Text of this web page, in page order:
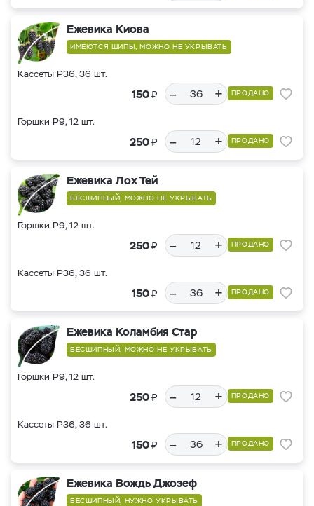
Ежевика Киова
ИМЕЮТСЯ ШИПЫ, МОЖНО НЕ УКРЫВАТЬ
Кассеты Р36, 36 шт.
150₽ – + ПРОДАНО
Горшки Р9, 12 шт.
250₽ – + ПРОДАНО
Ежевика Лох Тей
БЕСШИПНЫЙ, МОЖНО НЕ УКРЫВАТЬ
Горшки Р9, 12 шт.
250₽ – + ПРОДАНО
Кассеты Р36, 36 шт.
150₽ – + ПРОДАНО
Ежевика Коламбия Стар
БЕСШИПНЫЙ, МОЖНО НЕ УКРЫВАТЬ
Горшки Р9, 12 шт.
250₽ – + ПРОДАНО
Кассеты Р36, 36 шт.
150₽ – + ПРОДАНО
Ежевика Вождь Джозеф
БЕСШИПНЫЙ, НУЖНО УКРЫВАТЬ